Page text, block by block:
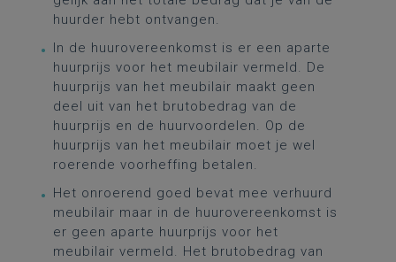
huurder hebt ontvangen.
In de huurovereenkomst is er een aparte
huurprijs voor het meubilair vermeld. De
huurprijs van het meubilair maakt geen
deel uit van het brutobedrag van de
huurprijs en de huurvoordelen. Op de
huurprijs van het meubilair moet je wel
roerende voorheffing betalen.
Het onroerend goed bevat mee verhuurd
meubilair maar in de huurovereenkomst is
er geen aparte huurprijs voor het
meubilair vermeld. Het brutobedrag van